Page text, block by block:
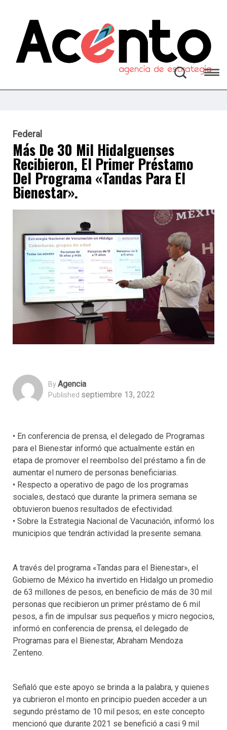
Federal
Más De 30 Mil Hidalguenses
Recibieron, El Primer Préstamo
Del Programa «Tandas Para El
Bienestar».
ByAgencia
Published septiembre 13, 2022
• En conferencia de prensa, el delegado de Programas
para el Bienestar informó que actualmente están en
etapa de promover el reembolso del préstamo a fin de
aumentar el numero de personas beneficiarias.
• Respecto a operativo de pago de los programas
sociales, destacó que durante la primera semana se
obtuvieron buenos resultados de efectividad.
• Sobre la Estrategia Nacional de Vacunación, informó los
municipios que tendrán actividad la presente semana.
A través del programa «Tandas para el Bienestar», el
Gobierno de México ha invertido en Hidalgo un promedio
de 63 millones de pesos, en beneficio de más de 30 mil
personas que recibieron un primer préstamo de 6 mil
pesos, a fin de impulsar sus pequeños y micro negocios,
informó en conferencia de prensa, el delegado de
Programas para el Bienestar, Abraham Mendoza
Zenteno.
Señaló que este apoyo se brinda a la palabra, y quienes
ya cubrieron el monto en principio pueden acceder a un
segundo préstamo de 10 mil pesos; en este concepto
mencionó que durante 2021 se benefició a casi 9 mil